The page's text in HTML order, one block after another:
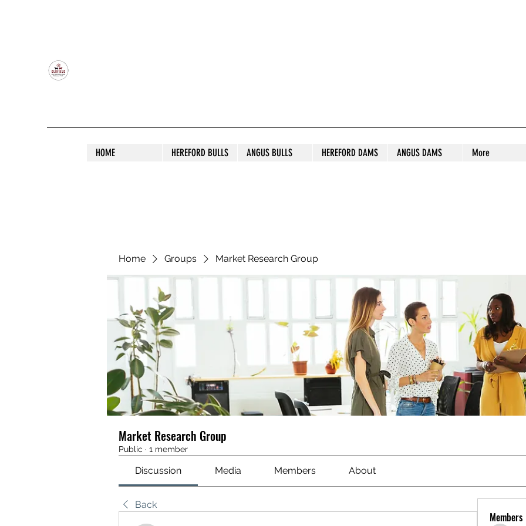
HOME HEREFORD BULLS ANGUS BULLS HEREFORD DAMS ANGUS DAMS More
Home Groups Market Research Group
Market Research Group
Public · 1 member
Discussion Media Members About
Back
Members